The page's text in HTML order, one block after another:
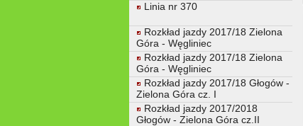
Linia nr 370
Rozkład jazdy 2017/18 Zielona
Góra - Węgliniec
Rozkład jazdy 2017/18 Zielona
Góra - Węgliniec
Rozkład jazdy 2017/18 Głogów -
Zielona Góra cz. I
Rozkład jazdy 2017/2018
Głogów - Zielona Góra cz.II